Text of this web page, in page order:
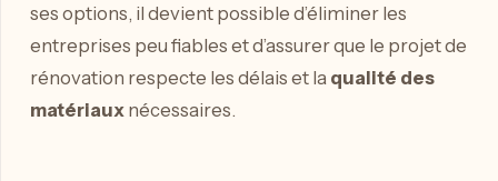
ses options, il devient possible d’éliminer les
entreprises peu fiables et d’assurer que le projet de
rénovation respecte les délais et la qualité des
matériauxnécessaires.